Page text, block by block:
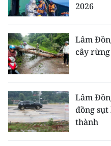
2026
Lâm
cây
Lâm
đồng
thành